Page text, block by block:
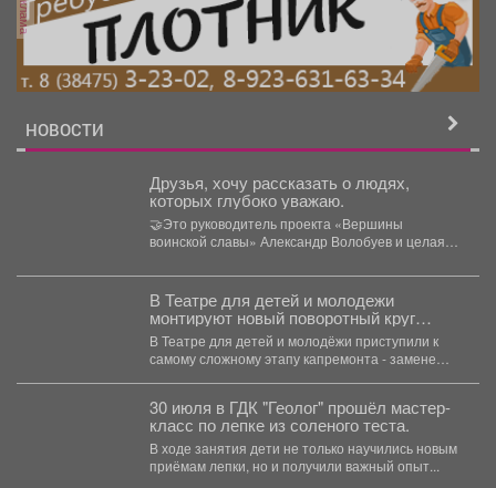
НОВОСТИ
Друзья, хочу рассказать о людях,
которых глубоко уважаю.
🤝Это руководитель проекта «Вершины
воинской славы» Александр Волобуев и целая
В Театре для детей и молодежи
монтируют новый поворотный круг
сцены
В Театре для детей и молодёжи приступили к
самому сложному этапу капремонта - замене
30 июля в ГДК "Геолог" прошёл мастер-
класс по лепке из соленого теста.
В ходе занятия дети не только научились новым
приёмам лепки, но и получили важный опыт...